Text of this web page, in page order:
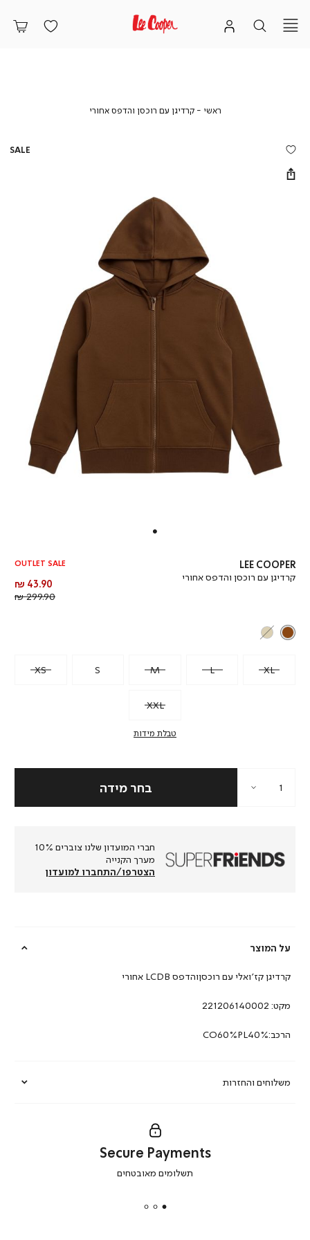
ראשי ראשי
קרדיגן עם רוכסן והדפס אחורי
LEE COOPER
קרדיגן עם רוכסן והדפס אחורי
OUTLET SALE
מחיר
מוצר
43.90 ₪
299.90 ₪
XS S M L XL
XXL
טבלת מידות
חברי המועדון שלנו צוברים 10%
מערך הקנייה
הצטרפו/התחברו למועדון
על המוצר
משלוחים והחזרות
קרדיגן קז’ואלי עם רוכסןוהדפס LCDB אחורי
מקט: 221206140002
הרכב:CO60%PL40%
secure
Secure Payments
תשלומים מאובטחים
SALE